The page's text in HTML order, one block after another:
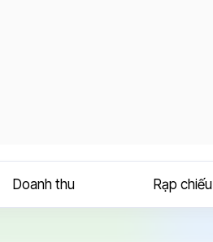
Doanh thu Rạp chiếu